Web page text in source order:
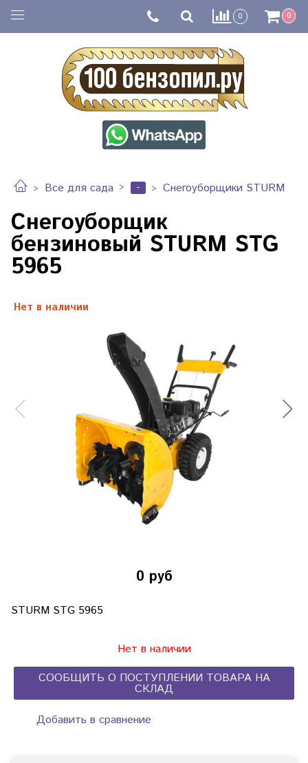
0 0
Все для сада - Снегоуборщики STURM
Снегоуборщик
бензиновый STURM STG
5965
Нет в наличии
0 руб
STURM STG 5965
Нет в наличии
СООБЩИТЬ О ПОСТУПЛЕНИИ ТОВАРА НА
СКЛАД
Добавить в сравнение